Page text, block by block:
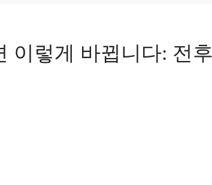
이렇게 바뀝니다: 전